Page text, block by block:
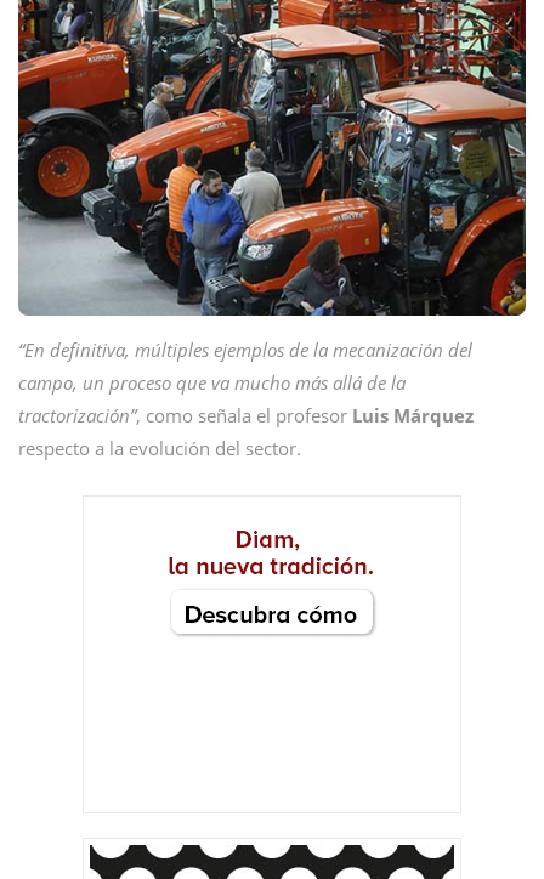
“En definitiva, múltiples ejemplos de la mecanización del
campo, un proceso que va mucho más allá de la
tractorización”, como señala el profesor Luis Márquez
respecto a la evolución del sector.